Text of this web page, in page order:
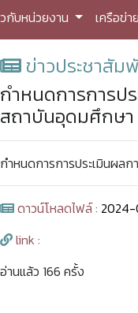
กับหน่วยงาน เครือข่
ข่าวประชาสัม
กำหนดการการป
สถาบันอุดมศึกษา
กำหนดการการประเมินผล
ดาวน์โหลดไฟล์ : 2024-
link :
อ่านแล้ว 166 ครั้ง